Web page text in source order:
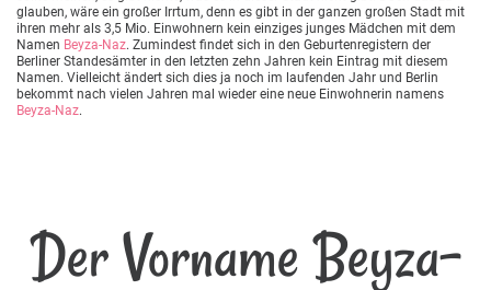
glauben, wäre ein großer Irrtum, denn es gibt in der ganzen großen Stadt mit
ihren mehr als 3,5 Mio. Einwohnern kein einziges junges Mädchen mit dem
Namen Beyza-Naz. Zumindest findet sich in den Geburtenregistern der
Berliner Standesämter in den letzten zehn Jahren kein Eintrag mit diesem
Namen. Vielleicht ändert sich dies ja noch im laufenden Jahr und Berlin
bekommt nach vielen Jahren mal wieder eine neue Einwohnerin namens
Beyza-Naz.
Der Vorname Beyza-